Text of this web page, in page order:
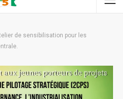
de sensibilisation pour les